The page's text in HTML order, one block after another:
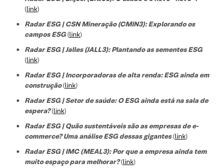
(link)
Radar ESG | CSN Mineração (CMIN3): Explorando os
campos ESG(link)
Radar ESG | Jalles (JALL3): Plantando as sementes ESG
(link)
Radar ESG | Incorporadoras de alta renda: ESG ainda em
construção(link)
Radar ESG | Setor de saúde: O ESG ainda está na sala de
espera?(link)
Radar ESG | Quão sustentáveis são as empresas de e-
commerce? Uma análise ESG dessas gigantes(link)
Radar ESG | IMC (MEAL3): Por que a empresa ainda tem
muito espaço para melhorar?(link)